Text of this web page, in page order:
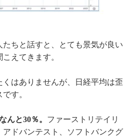
ちと話すと、とても景気が良い
えてきます。
はありませんが、日経平均は歪
す。
んと30％。 ファーストリテイリ
ドバンテスト、ソフトバンクグ